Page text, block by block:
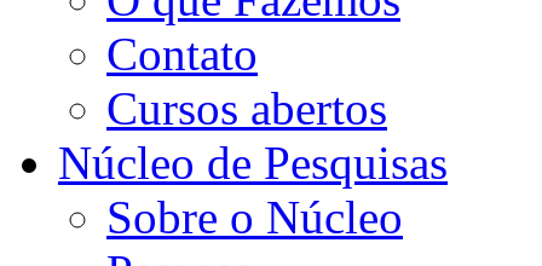
Contato
Cursos abertos
Núcleo de Pesquisas
Sobre o Núcleo